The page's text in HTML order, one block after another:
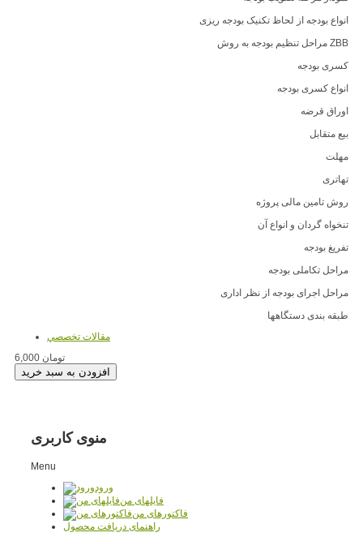
انواع بودجه از لحاظ تکنیک بودجه ریزی
ZBB مراحل تنظیم بودجه به روش
کسری بودجه
انواع کسری بودجه
اوراق قرضه
بیع متقابل
مهلت
تهاتری
روش تامین مالی پروژه
تنخواه گردان و انواع آن
تفریغ بودجه
مراحل تکاملی بودجه
مراحل اجرای بودجه از نظر اداری
طبقه بندی دستگاهها
مقالات تخصصي
6,000 تومان
منوی کاربری
Menu
ورود
فایلهای من
فاکتورهای من
راهنمای دریافت محصول